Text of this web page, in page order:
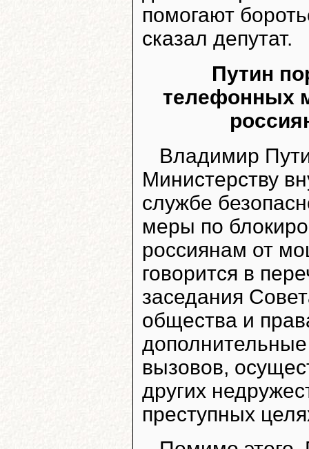
помогают
сказал депутат.
Путин
телефонных
Владимир
Министерству
службе
меры по
россиянам от
говорится в
заседания
общества и
вызовов,
других
преступных